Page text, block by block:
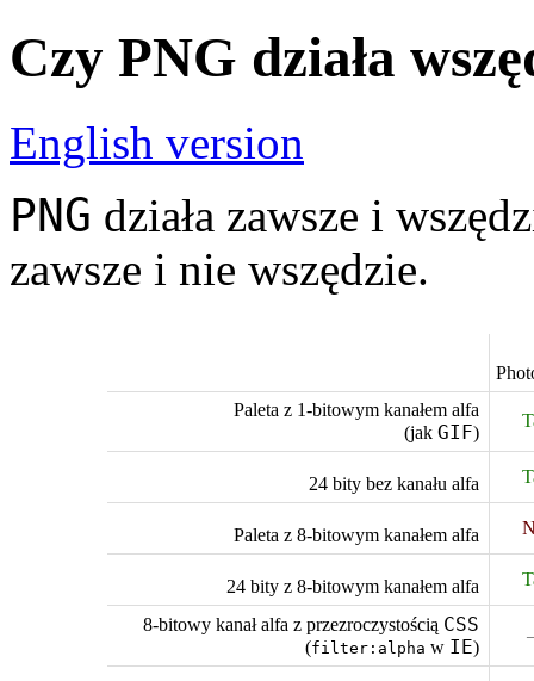
Czy PNG działa
English version
PNG działa zawsze i
zawsze i nie wszędzie.
Paleta z 1-bitowym kanałem alfa
(jak GIF)
24 bity bez kanału alfa
Paleta z 8-bitowym kanałem alfa
24 bity z 8-bitowym kanałem alfa
8-bitowy kanał alfa z przezro­czystością CSS
(filter:alpha w IE)